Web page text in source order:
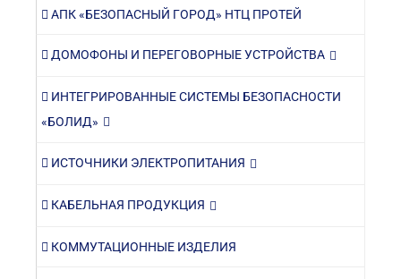
АПК «БЕЗОПАСНЫЙ ГОРОД» НТЦ ПРОТЕЙ
ДОМОФОНЫ И ПЕРЕГОВОРНЫЕ УСТРОЙСТВА
ИНТЕГРИРОВАННЫЕ СИСТЕМЫ БЕЗОПАСНОСТИ
«БОЛИД»
ИСТОЧНИКИ ЭЛЕКТРОПИТАНИЯ
КАБЕЛЬНАЯ ПРОДУКЦИЯ
КОММУТАЦИОННЫЕ ИЗДЕЛИЯ